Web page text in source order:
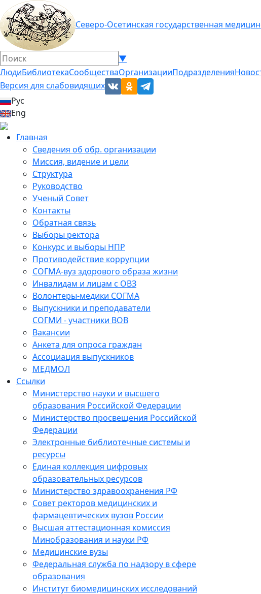
Северо-Осетинская государственная
▼
ЛюдиБиблиотекаСообществаОрганизацииПодразделения
Версия для слабовидящих
Рус
Eng
Главная
Сведения об обр. организации
Миссия, видение и цели
Структура
Руководство
Ученый Совет
Контакты
Обратная связь
Выборы ректора
Конкурс и выборы НПР
Противодействие коррупции
СОГМА-вуз здорового образа жизни
Инвалидам и лицам с ОВЗ
Волонтеры-медики СОГМА
Выпускники и преподаватели
СОГМИ - участники ВОВ
Вакансии
Анкета для опроса граждан
Ассоциация выпускников
МЕДМОЛ
Ссылки
Министерство науки и высшего
образования Российской Федерации
Министерство просвещения Российской
Федерации
Электронные библиотечные системы и
ресурсы
Единая коллекция цифровых
образовательных ресурсов
Министерство здравоохранения РФ
Совет ректоров медицинских и
фармацевтических вузов России
Высшая аттестационная комиссия
Минобразования и науки РФ
Медицинские вузы
Федеральная служба по надзору в сфере
образования
Институт биомедицинских исследований